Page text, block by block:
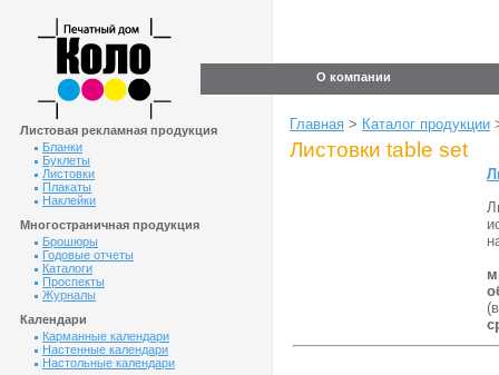
О компании
Листовая рекламная продукция
Бланки
Буклеты
Листовки
Плакаты
Наклейки
Многостраничная продукция
Брошюры
Годовые отчеты
Каталоги
Проспекты
Журналы
Календари
Карманные календари
Настенные календари
Настольные календари
Главная > Каталог продукции
Листовки table set